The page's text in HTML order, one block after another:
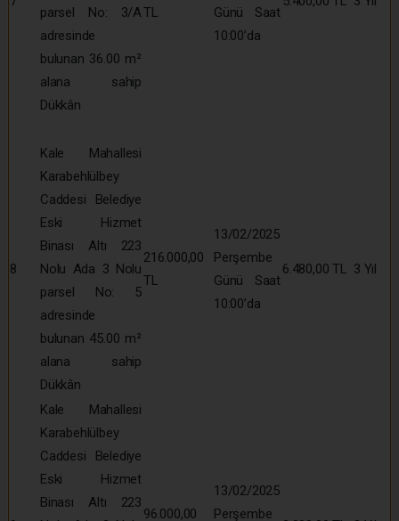
parsel No: 3/A
adresinde
bulunan 36.00 m²
alana sahip
Dükkân
TL
Günü Saat
10:00’da
8
Kale Mahallesi
Karabehlülbey
Caddesi Belediye
Eski Hizmet
Binası Altı 223
Nolu Ada 3 Nolu
parsel No: 5
adresinde
bulunan 45.00 m²
alana sahip
Dükkân
216.000,00
TL
13/02/2025
Perşembe
Günü Saat
10:00’da
6.480,00 TL 3 Yıl
Kale Mahallesi
Karabehlülbey
Caddesi Belediye
Eski Hizmet
Binası Altı 223
96.000,00
13/02/2025
Perşembe